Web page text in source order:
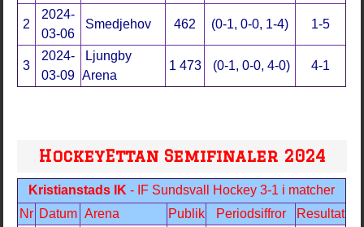
2
2024-
03-06
Smedjehov 462 (0-1, 0-0, 1-4) 1-5
3
2024-
03-09
Ljungby
Arena
1 473 (0-1, 0-0, 4-0) 4-1
HockeyEttan Semifinaler 2024
Kristianstads IK - IF Sundsvall Hockey 3-1 i matcher
Nr Datum Arena Publik Periodsiffror Resultat